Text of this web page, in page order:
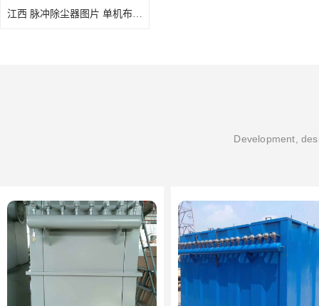
江西 脉冲除尘器图片 单机布袋除尘器 规格齐全
Development,